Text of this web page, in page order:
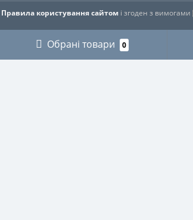
Правила користування сайтомі згоден з вимогами
Обрані товари 0